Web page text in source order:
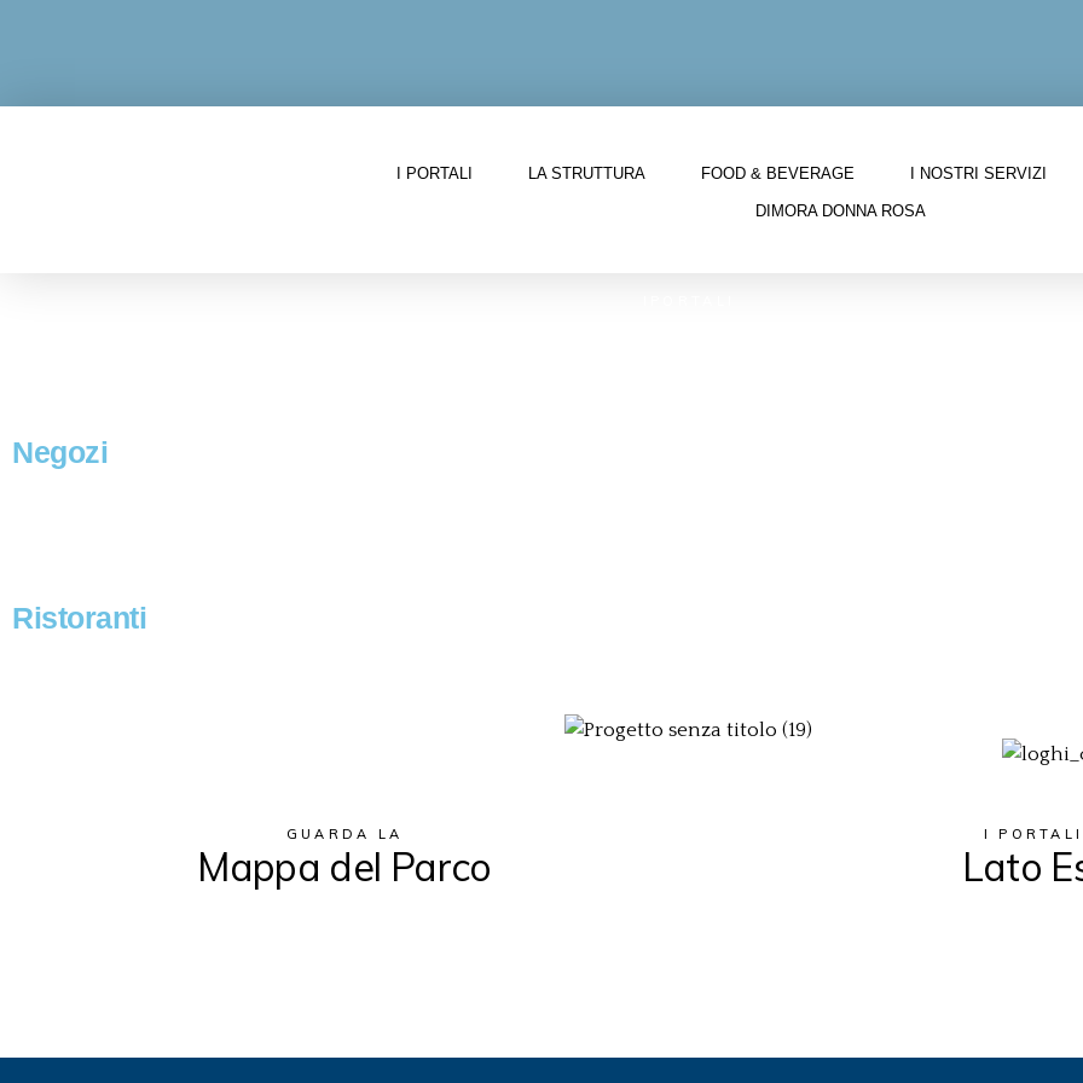
I PORTALI LA STRUTTURA FOOD & BEVERAGE I NOSTRI SERVIZI
DIMORA DONNA ROSA
Negozi
Ristoranti
GUARDA LA
Mappa del Parco
I PORTALI
Lato